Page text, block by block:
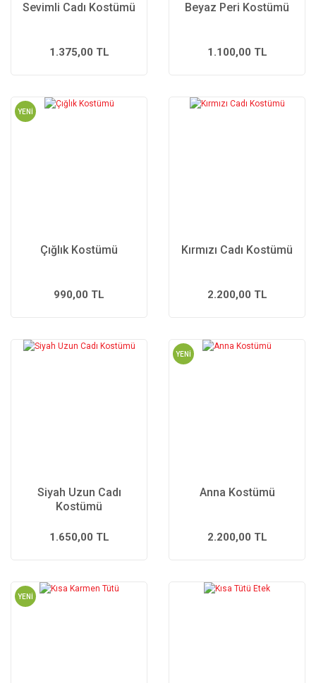
Sevimli Cadı Kostümü
1.375,00 TL
Beyaz Peri Kostümü
1.100,00 TL
YENİ
Çığlık Kostümü
990,00 TL
Kırmızı Cadı Kostümü
2.200,00 TL
Siyah Uzun Cadı
Kostümü
1.650,00 TL
YENİ
Anna Kostümü
2.200,00 TL
YENİ